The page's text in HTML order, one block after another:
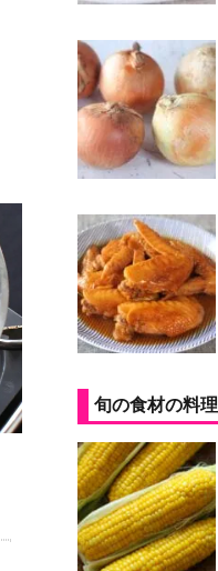
旬の食材の料理